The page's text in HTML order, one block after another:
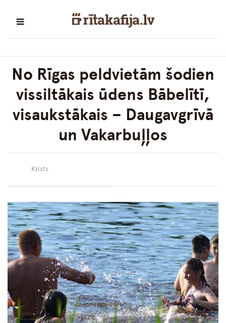
No Rīgas peldvietām šodien
vissiltākais ūdens Bābelītī,
visaukstākais – Daugavgrīvā
un Vakarbuļļos
Krists